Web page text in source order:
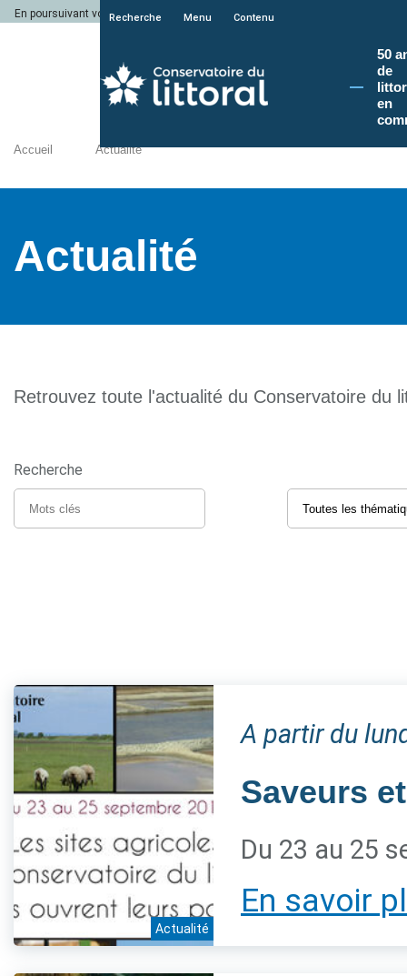
En poursuivant votre navigation sur le site du Conservatoire du littoral, vous
Recherche Menu Contenu
50
de
en
Accueil Actualité
Actualité
Retrouvez toute l'actualité du Conservatoire du
Recherche
Actualité
A partir du
Saveurs
Du 23 au 25
En savoir